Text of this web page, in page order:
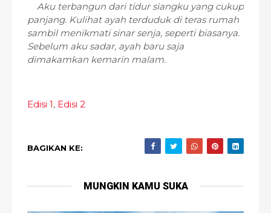
Aku terbangun dari tidur siangku yang cukup
panjang. Kulihat ayah terduduk di teras rumah
sambil menikmati sinar senja, seperti biasanya.
Sebelum aku sadar, ayah baru saja
dimakamkan kemarin malam.
Edisi 1, Edisi 2
BAGIKAN KE:
MUNGKIN KAMU SUKA